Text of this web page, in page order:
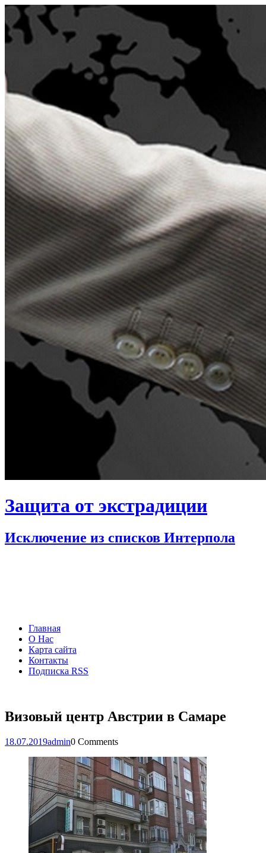
Защита от экстрадиции
Исключение из списков Интерпола
Главная
О Нас
Карта сайта
Контакты
Подписка RSS
Визовый центр Австрии в Самаре
18.07.2019admin0 Comments